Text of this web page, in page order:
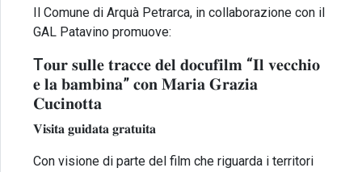
Il Comune di Arquà Petrarca, in collaborazione con il
GAL Patavino promuove:
T𝐨𝐮𝐫 𝐬𝐮𝐥𝐥𝐞 𝐭𝐫𝐚𝐜𝐜𝐞 𝐝𝐞𝐥 𝐝𝐨𝐜𝐮𝐟𝐢𝐥𝐦 “𝐈𝐥 𝐯𝐞𝐜𝐜𝐡𝐢𝐨
𝐞 𝐥𝐚 𝐛𝐚𝐦𝐛𝐢𝐧𝐚” 𝐜𝐨𝐧 𝐌𝐚𝐫𝐢𝐚 𝐆𝐫𝐚𝐳𝐢𝐚
𝐂𝐮𝐜𝐢𝐧𝐨𝐭𝐭𝐚
𝐕𝐢𝐬𝐢𝐭𝐚 𝐠𝐮𝐢𝐝𝐚𝐭𝐚 𝐠𝐫𝐚𝐭𝐮𝐢𝐭𝐚
Con visione di parte del film che riguarda i territori